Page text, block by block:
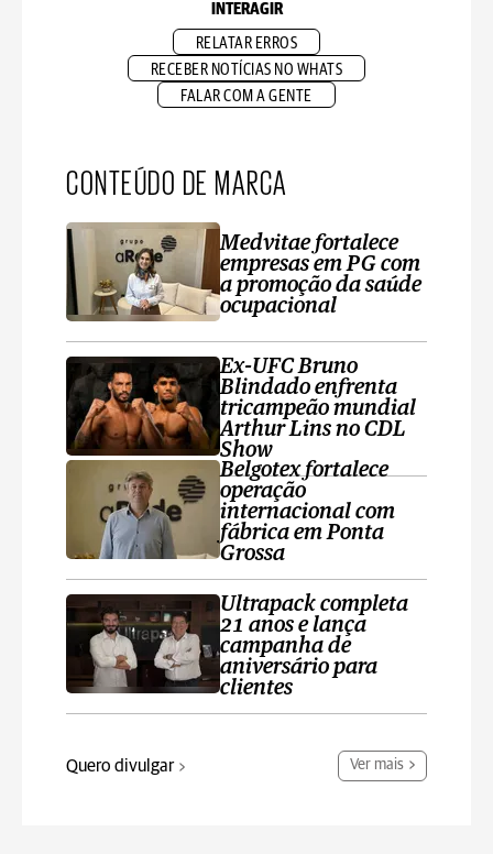
INTERAGIR
RELATAR ERROS
RECEBER NOTÍCIAS NO WHATS
FALAR COM A GENTE
CONTEÚDO DE MARCA
Medvitae fortalece
empresas em PG com
a promoção da saúde
ocupacional
Ex-UFC Bruno
Blindado enfrenta
tricampeão mundial
Arthur Lins no CDL
Show
Belgotex fortalece
operação
internacional com
fábrica em Ponta
Grossa
Ultrapack completa
21 anos e lança
campanha de
aniversário para
clientes
Quero divulgar Ver mais